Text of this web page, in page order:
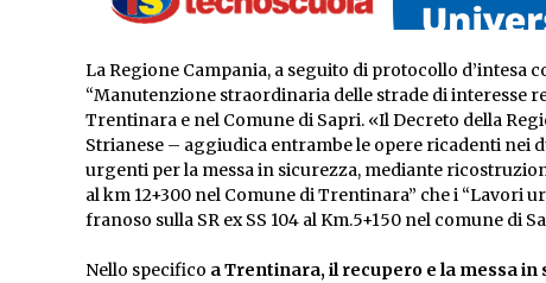
La Regione Campania, a seguito di protocollo
“Manutenzione straordinaria delle strade di interesse
Trentinara e nel Comune di Sapri. «Il Decreto della
Strianese – aggiudica entrambe le opere ricadenti nei
urgenti per la messa in sicurezza, mediante
al km 12+300 nel Comune di Trentinara” che i “Lavori
franoso sulla SR ex SS 104 al Km.5+150 nel comune di
Nello specifico a Trentinara, il recupero e la messa in